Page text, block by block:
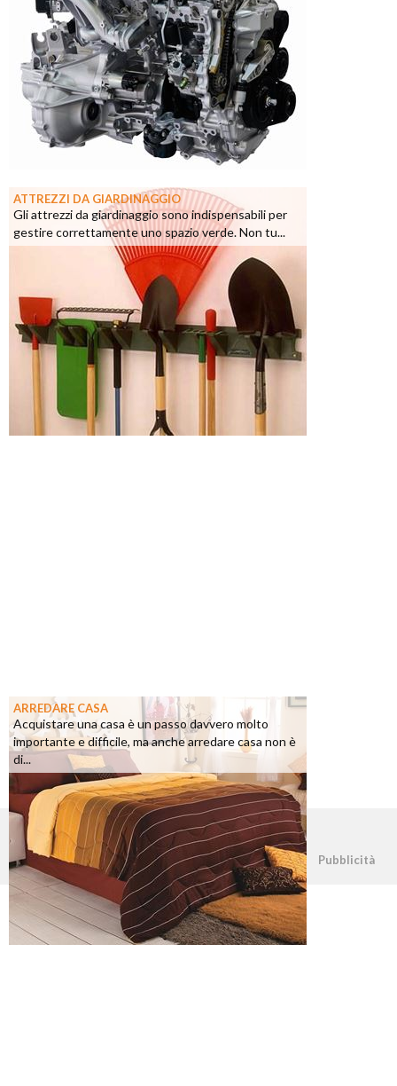
ATTREZZI DA GIARDINAGGIO
Gli attrezzi da giardinaggio sono indispensabili per
gestire correttamente uno spazio verde. Non tu...
ARREDARE CASA
Acquistare una casa è un passo davvero molto
importante e difficile, ma anche arredare casa non è
di...
©2026 - casapratica.net - p.iva 03338800984 Pubblicità